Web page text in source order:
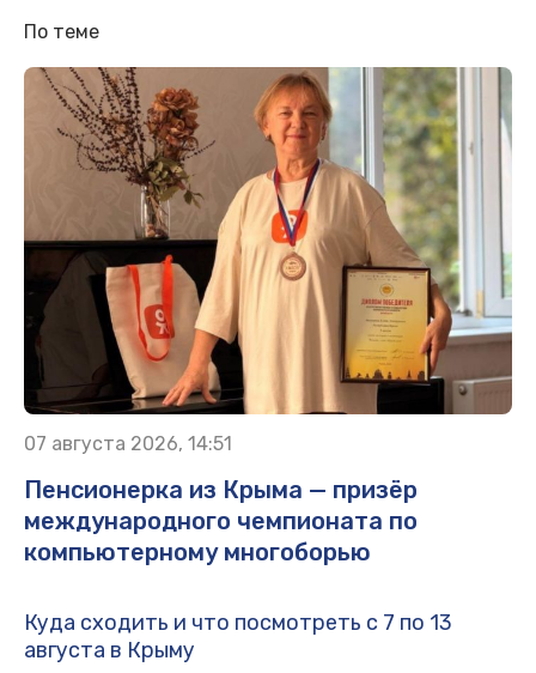
По теме
07 августа 2026, 14:51
Пенсионерка из Крыма — призёр
международного чемпионата по
компьютерному многоборью
Куда сходить и что посмотреть с 7 по 13
августа в Крыму